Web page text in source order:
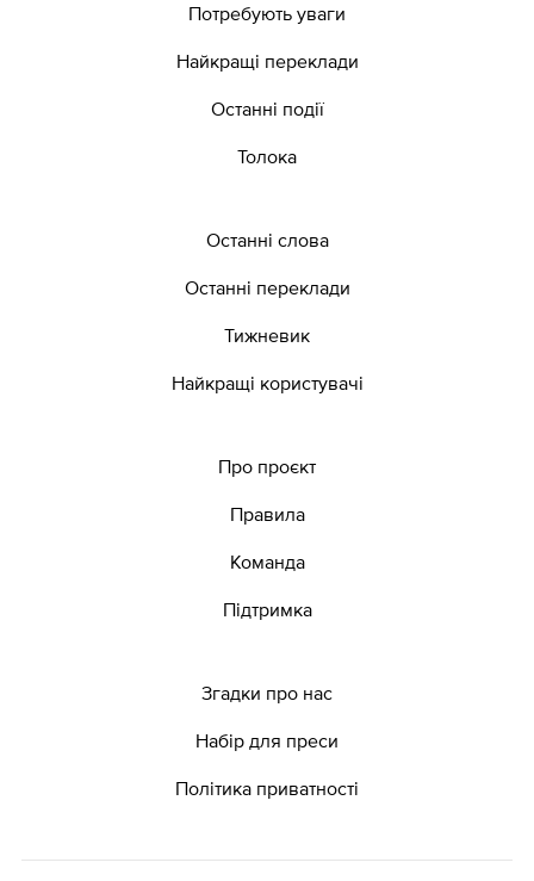
Потребують уваги
Найкращі переклади
Останні події
Толока
Останні слова
Останні переклади
Тижневик
Найкращі користувачі
Про проєкт
Правила
Команда
Підтримка
Згадки про нас
Набір для преси
Політика приватності